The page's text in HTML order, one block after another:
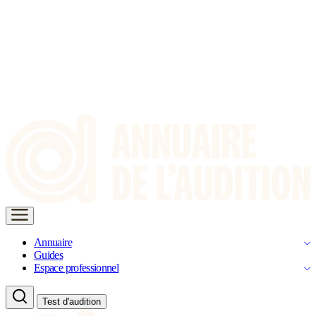
Annuaire
Guides
Espace professionnel
Test d'audition